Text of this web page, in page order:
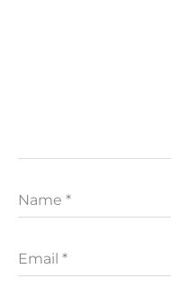
Name *
Email *